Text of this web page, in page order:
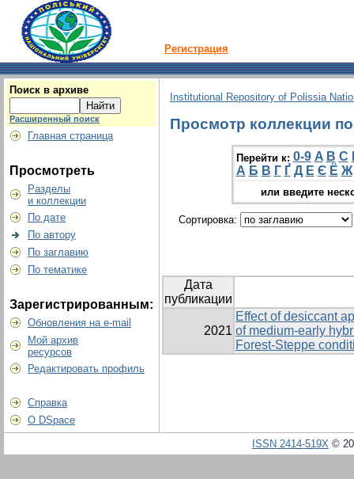
Регистрация
Поиск в архиве
Расширенный поиск
Главная страница
Просмотреть
Разделы
и коллекции
По дате
По автору
По заглавию
По тематике
Зарегистрированным:
Обновления на e-mail
Мой архив
ресурсов
Редактировать профиль
Справка
О DSpace
Institutional Repository of Polissia
Просмотр коллекции
Перейти к: 0-9 A B C
А Б В Г Ґ Д Е Є Ё Ж
или введите
Сортировка:
Дата
публикации
2021
Effect of desiccant
of medium-early
Forest-Steppe
ISSN 2414-519X©